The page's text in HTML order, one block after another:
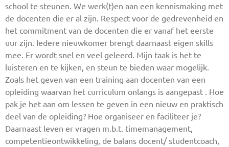
school te steunen. We werk(t)en aan een kennismaking met
de docenten die er al zijn. Respect voor de gedrevenheid en
het commitment van de docenten die er vanaf het eerste
uur zijn. Iedere nieuwkomer brengt daarnaast eigen skills
mee. Er wordt snel en veel geleerd. Mijn taak is het te
luisteren en te kijken, en steun te bieden waar mogelijk.
Zoals het geven van een training aan docenten van een
opleiding waarvan het curriculum onlangs is aangepast . Hoe
pak je het aan om lessen te geven in een nieuw en praktisch
deel van de opleiding? Hoe organiseer en faciliteer je?
Daarnaast leven er vragen m.b.t. timemanagement,
competentieontwikkeling, de balans docent/ studentcoach,